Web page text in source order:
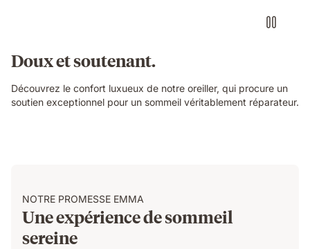
Doux et soutenant.
Découvrez le confort luxueux de notre oreiller, qui procure un
soutien exceptionnel pour un sommeil véritablement réparateur.
NOTRE PROMESSE EMMA
Une expérience de sommeil
sereine